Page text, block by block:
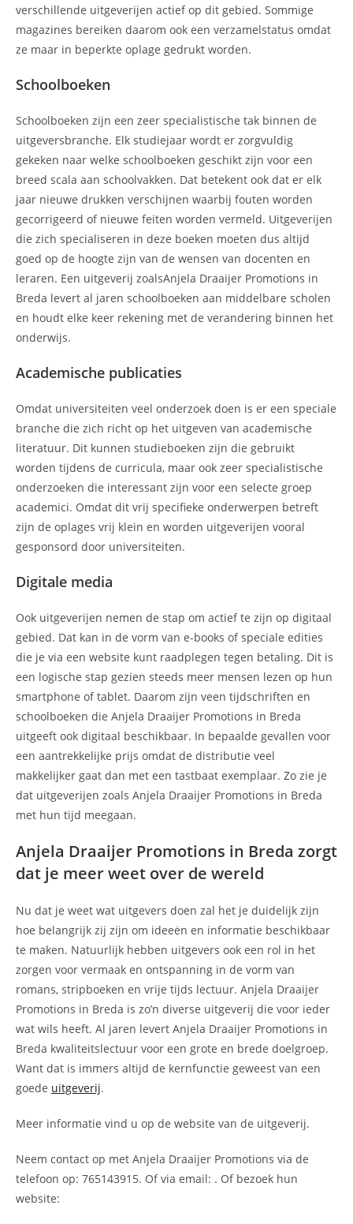
verschillende uitgeverijen actief op dit gebied. Sommige
magazines bereiken daarom ook een verzamelstatus omdat
ze maar in beperkte oplage gedrukt worden.
Schoolboeken
Schoolboeken zijn een zeer specialistische tak binnen de
uitgeversbranche. Elk studiejaar wordt er zorgvuldig
gekeken naar welke schoolboeken geschikt zijn voor een
breed scala aan schoolvakken. Dat betekent ook dat er elk
jaar nieuwe drukken verschijnen waarbij fouten worden
gecorrigeerd of nieuwe feiten worden vermeld. Uitgeverijen
die zich specialiseren in deze boeken moeten dus altijd
goed op de hoogte zijn van de wensen van docenten en
leraren. Een uitgeverij zoalsAnjela Draaijer Promotions in
Breda levert al jaren schoolboeken aan middelbare scholen
en houdt elke keer rekening met de verandering binnen het
onderwijs.
Academische publicaties
Omdat universiteiten veel onderzoek doen is er een speciale
branche die zich richt op het uitgeven van academische
literatuur. Dit kunnen studieboeken zijn die gebruikt
worden tijdens de curricula, maar ook zeer specialistische
onderzoeken die interessant zijn voor een selecte groep
academici. Omdat dit vrij specifieke onderwerpen betreft
zijn de oplages vrij klein en worden uitgeverijen vooral
gesponsord door universiteiten.
Digitale media
Ook uitgeverijen nemen de stap om actief te zijn op digitaal
gebied. Dat kan in de vorm van e-books of speciale edities
die je via een website kunt raadplegen tegen betaling. Dit is
een logische stap gezien steeds meer mensen lezen op hun
smartphone of tablet. Daarom zijn veen tijdschriften en
schoolboeken die Anjela Draaijer Promotions in Breda
uitgeeft ook digitaal beschikbaar. In bepaalde gevallen voor
een aantrekkelijke prijs omdat de distributie veel
makkelijker gaat dan met een tastbaat exemplaar. Zo zie je
dat uitgeverijen zoals Anjela Draaijer Promotions in Breda
met hun tijd meegaan.
Anjela Draaijer Promotions in Breda zorgt
dat je meer weet over de wereld
Nu dat je weet wat uitgevers doen zal het je duidelijk zijn
hoe belangrijk zij zijn om ideeën en informatie beschikbaar
te maken. Natuurlijk hebben uitgevers ook een rol in het
zorgen voor vermaak en ontspanning in de vorm van
romans, stripboeken en vrije tijds lectuur. Anjela Draaijer
Promotions in Breda is zo’n diverse uitgeverij die voor ieder
wat wils heeft. Al jaren levert Anjela Draaijer Promotions in
Breda kwaliteitslectuur voor een grote en brede doelgroep.
Want dat is immers altijd de kernfunctie geweest van een
goede uitgeverij.
Meer informatie vind u op de website van de uitgeverij.
Neem contact op met Anjela Draaijer Promotions via de
telefoon op: 765143915. Of via email: . Of bezoek hun
website: